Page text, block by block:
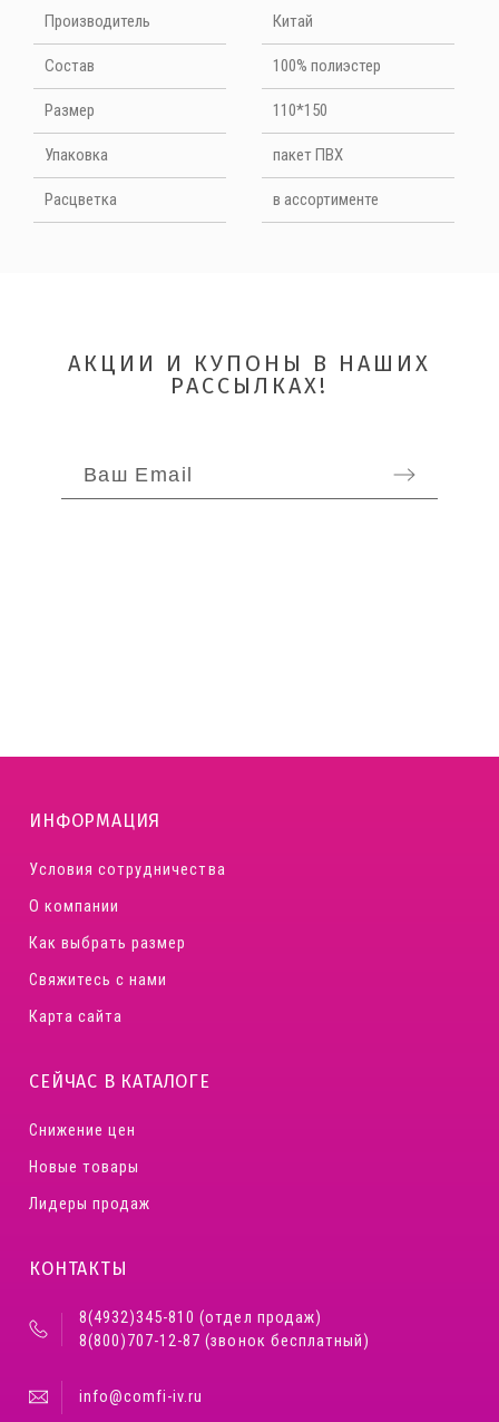
Производитель Китай
Cостав 100% полиэстер
Размер 110*150
Упаковка пакет ПВХ
Расцветка в ассортименте
Нет отзывов на данный момент
НАПИШИТЕ ОТЗЫВ
АКЦИИ И КУПОНЫ В НАШИХ
РАССЫЛКАХ!
ИНФОРМАЦИЯ
Условия сотрудничества
О компании
Как выбрать размер
Свяжитесь с нами
Карта сайта
СЕЙЧАС В КАТАЛОГЕ
Снижение цен
Новые товары
Лидеры продаж
КОНТАКТЫ
8(4932)345-810 (отдел продаж)
8(800)707-12-87 (звонок бесплатный)
info@comfi-iv.ru